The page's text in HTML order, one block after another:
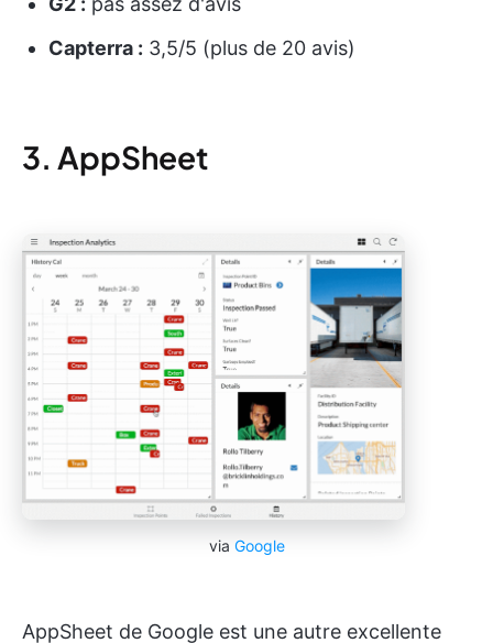
Capterra : 3,5/5 (plus de 20 avis)
3. AppSheet
via Google
AppSheet de Google est une autre excellente